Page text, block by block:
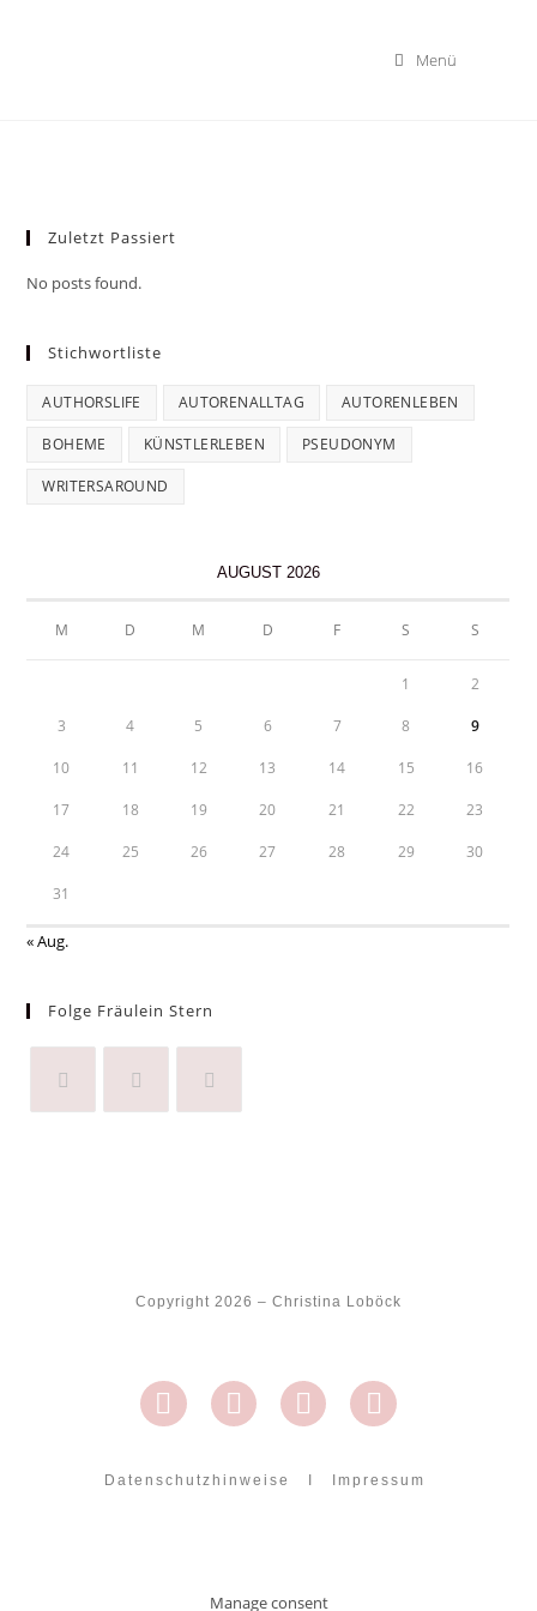
Menü
Zuletzt Passiert
No posts found.
Stichwortliste
AUTHORSLIFE AUTORENALLTAG AUTORENLEBEN
BOHEME KÜNSTLERLEBEN PSEUDONYM
WRITERSAROUND
AUGUST 2026
M D M D F S S
1 2
3 4 5 6 7 8 9
10 11 12 13 14 15 16
17 18 19 20 21 22 23
24 25 26 27 28 29 30
31
« Aug.
Folge Fräulein Stern
Copyright 2026 – Christina Loböck
Datenschutzhinweise Impressum
Manage consent